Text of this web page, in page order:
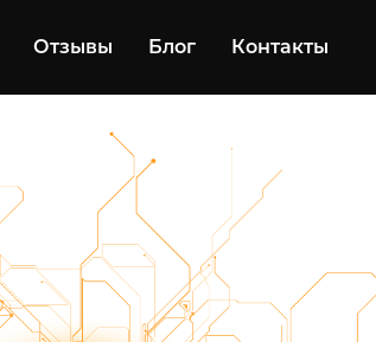
Отзывы Блог Контакты